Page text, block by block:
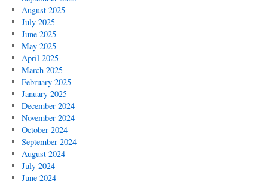
August 2025
July 2025
June 2025
May 2025
April 2025
March 2025
February 2025
January 2025
December 2024
November 2024
October 2024
September 2024
August 2024
July 2024
June 2024